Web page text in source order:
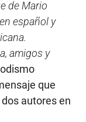
de Mario
español y
amigos y
que
autores en